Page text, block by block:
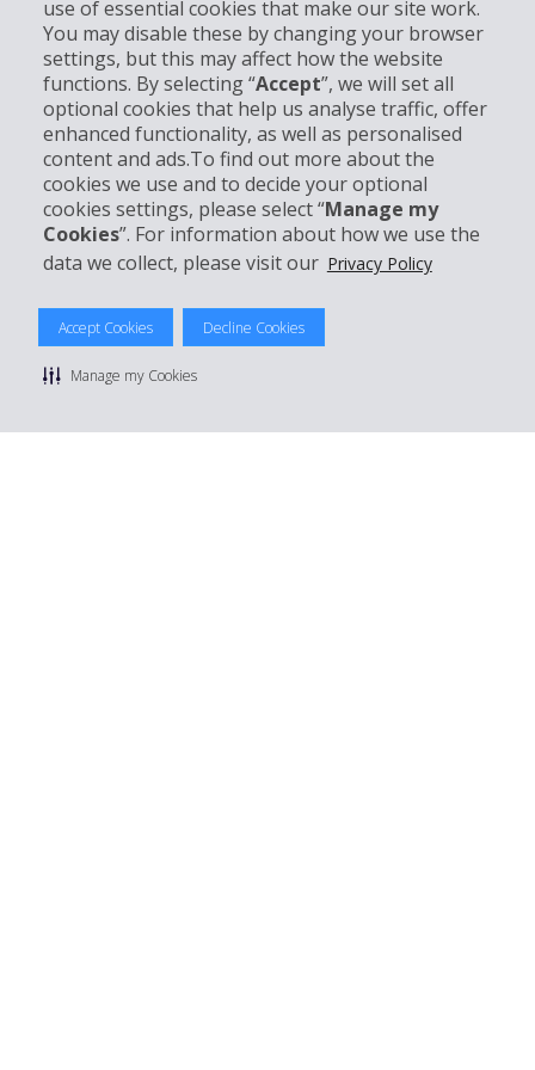
use of essential cookies that make our site work.
You may disable these by changing your browser
settings, but this may affect how the website
functions. By selecting “Accept”, we will set all
optional cookies that help us analyse traffic, offer
enhanced functionality, as well as personalised
content and ads.To find out more about the
cookies we use and to decide your optional
cookies settings, please select “Manage my
Cookies”. For information about how we use the
data we collect, please visit our Privacy Policy
Accept Cookies Decline Cookies
Manage my Cookies
Informations sur l'entreprise
Entreprise
Support client
Réserver avec Hertz
© 2026 The Hertz System, Inc.
Politique de confidentialité
Conditions de location |